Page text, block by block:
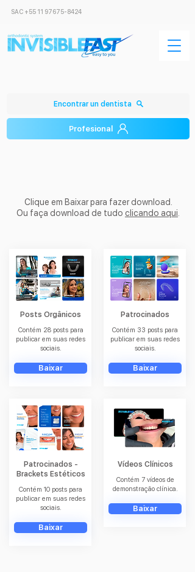
Profesional
SAC +55 11 97675-8424
Encontrar un dentista
Clique em Baixar para fazer download.
Ou faça download de tudo clicando aqui
Posts Orgânicos
Contém 28 posts para
publicar em suas redes
sociais.
Baixar
Patrocinados -
Brackets Estéticos
Contém 10 posts para
publicar em suas redes
sociais.
Baixar
Patrocinados
Contém 33 posts para
publicar em suas redes
sociais.
Baixar
Vídeos Clínicos
Contém 7 vídeos de
demonstração clínica.
Baixar